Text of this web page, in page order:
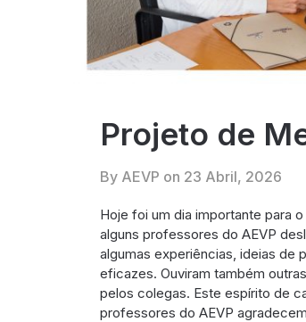
Projeto de
By AEVP on 23 Abril, 2026
Hoje foi um dia importante para
alguns professores do AEVP
algumas experiências, ideias de
eficazes. Ouviram também
pelos colegas. Este espírito de
professores do AEVP